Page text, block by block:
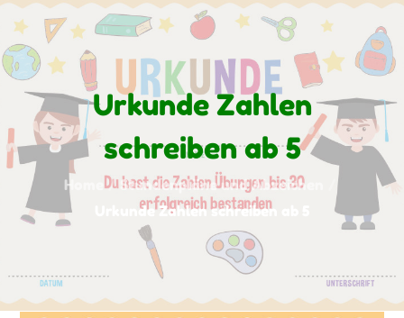
Urkunde Zahlen
schreiben ab 5
Home
Stundenpläne und Abzeichen
Urkunde Zahlen schreiben ab 5